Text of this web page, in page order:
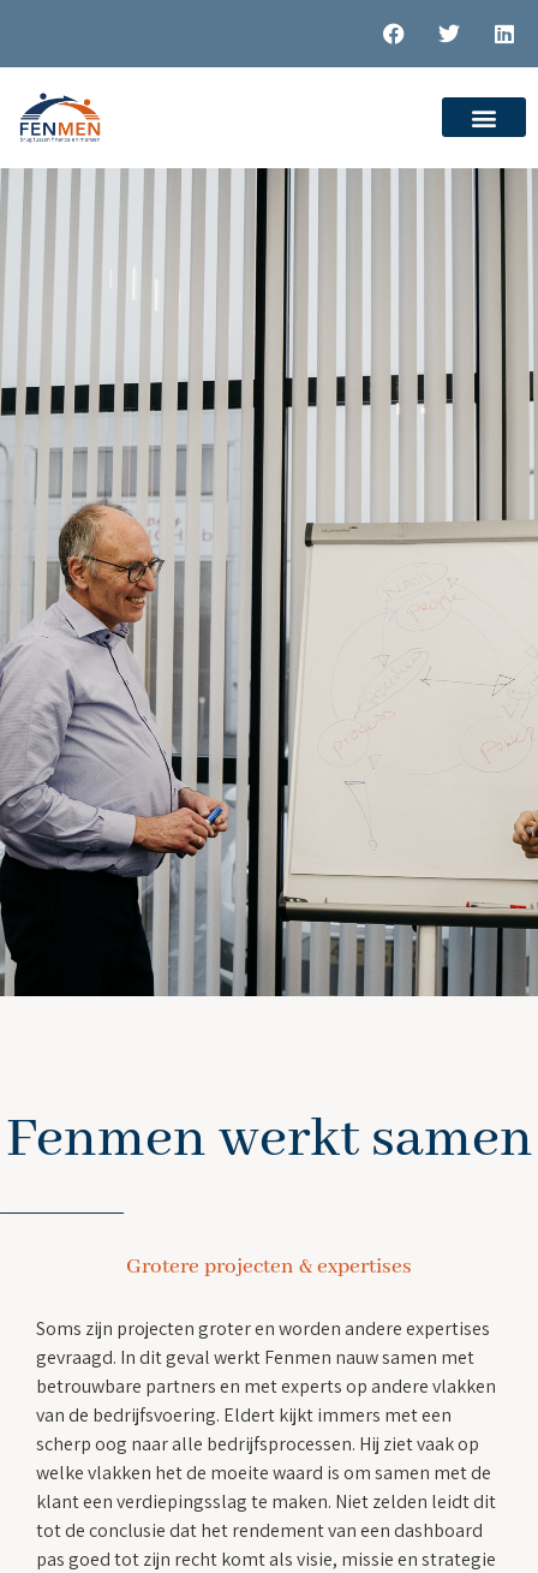
Fenmen werkt samen
Grotere projecten & expertises
Soms zijn projecten groter en worden andere expertises
gevraagd. In dit geval werkt Fenmen nauw samen met
betrouwbare partners en met experts op andere vlakken
van de bedrijfsvoering. Eldert kijkt immers met een
scherp oog naar alle bedrijfsprocessen. Hij ziet vaak op
welke vlakken het de moeite waard is om samen met de
klant een verdiepingsslag te maken. Niet zelden leidt dit
tot de conclusie dat het rendement van een dashboard
pas goed tot zijn recht komt als visie, missie en strategie